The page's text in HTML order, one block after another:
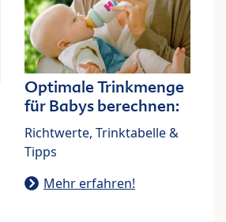
Optimale Trinkmenge
für Babys berechnen:
Richtwerte, Trinktabelle &
Tipps
Mehr erfahren!